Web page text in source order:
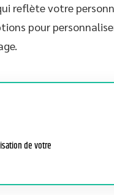
reflète votre
pour
de votre